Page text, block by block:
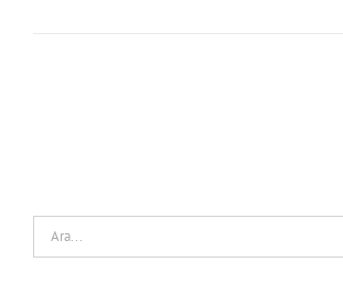
Search
for: